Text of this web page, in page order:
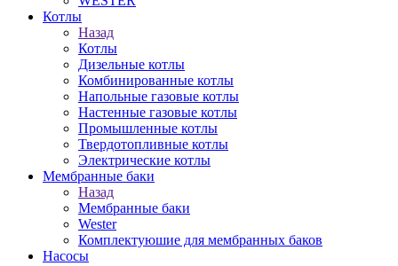
Котлы
Назад
Котлы
Дизельные котлы
Комбинированные котлы
Напольные газовые котлы
Настенные газовые котлы
Промышленные котлы
Твердотопливные котлы
Электрические котлы
Мембранные баки
Назад
Мембранные баки
Wester
Комплектуюшие для мембранных баков
Насосы